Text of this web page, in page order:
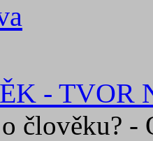
- TVOR
člověku? -